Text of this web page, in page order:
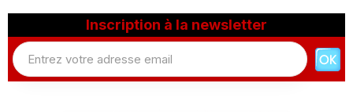
Inscription à la newsletter